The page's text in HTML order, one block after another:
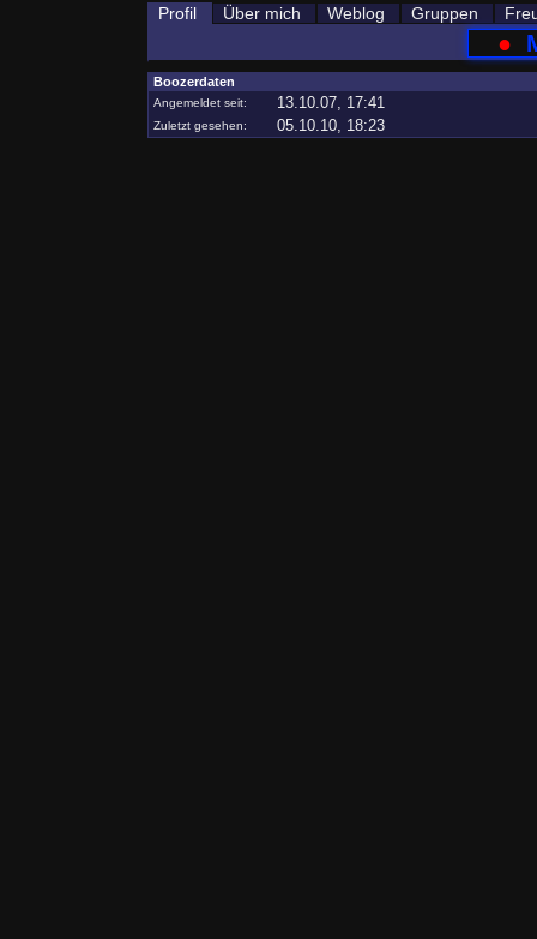
Profil Über mich Weblog Gruppen
●
Boozerdaten
Angemeldet seit: 13.10.07, 17:41
Zuletzt gesehen: 05.10.10, 18:23